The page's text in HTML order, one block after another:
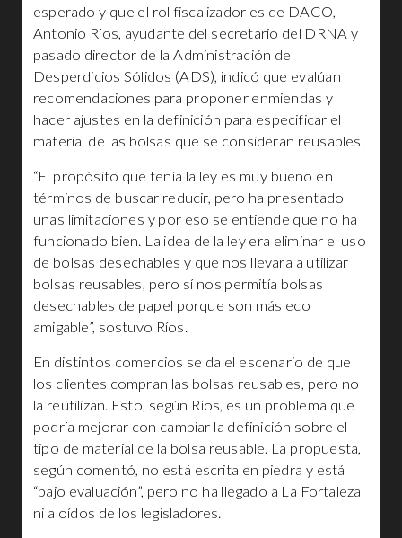
esperado y que el rol fiscalizador es de DACO,
Antonio Ríos, ayudante del secretario del DRNA y
pasado director de la Administración de
Desperdicios Sólidos (ADS), indicó que evalúan
recomendaciones para proponer enmiendas y
hacer ajustes en la definición para especificar el
material de las bolsas que se consideran reusables.
“El propósito que tenía la ley es muy bueno en
términos de buscar reducir, pero ha presentado
unas limitaciones y por eso se entiende que no ha
funcionado bien. La idea de la ley era eliminar el uso
de bolsas desechables y que nos llevara a utilizar
bolsas reusables, pero sí nos permitía bolsas
desechables de papel porque son más eco
amigable”, sostuvo Ríos.
En distintos comercios se da el escenario de que
los clientes compran las bolsas reusables, pero no
la reutilizan. Esto, según Ríos, es un problema que
podría mejorar con cambiar la definición sobre el
tipo de material de la bolsa reusable. La propuesta,
según comentó, no está escrita en piedra y está
“bajo evaluación”, pero no ha llegado a La Fortaleza
ni a oídos de los legisladores.